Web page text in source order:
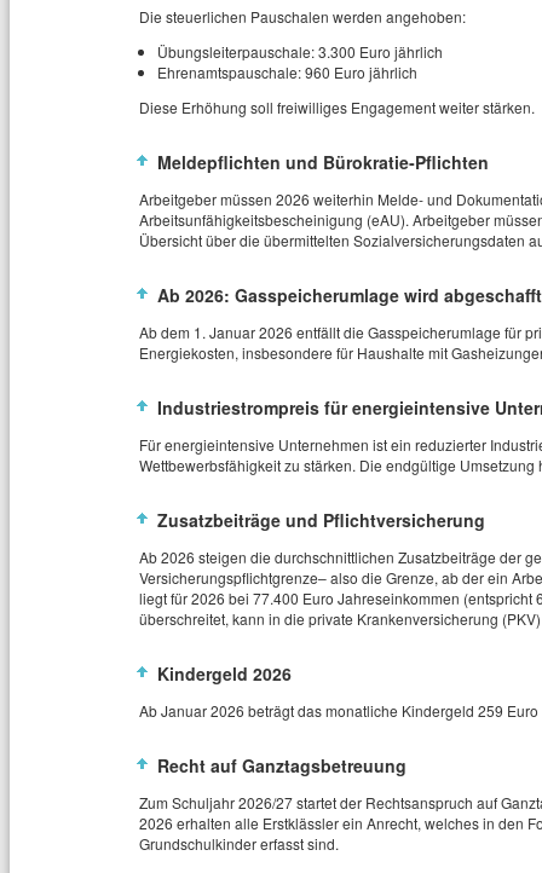
Die steuerlichen Pauschalen werden angehoben:
Übungsleiterpauschale: 3.300 Euro jährlich
Ehrenamtspauschale: 960 Euro jährlich
Diese Erhöhung soll freiwilliges Engagement weiter stärken.
Meldepflichten und Bürokratie‑Pflichten
Arbeitgeber müssen 2026 weiterhin Melde‑ und
Arbeitsunfähigkeitsbescheinigung (eAU). Arbeitgeber
Übersicht über die übermittelten Sozialversicherungsdaten
Ab 2026: Gasspeicherumlage wird abgeschafft
Ab dem 1. Januar 2026 entfällt die Gasspeicherumlage für
Energiekosten, insbesondere für Haushalte mit
Industriestrompreis für energieintensive
Für energieintensive Unternehmen ist ein reduzierter
Wettbewerbsfähigkeit zu stärken. Die endgültige
Zusatzbeiträge und Pflichtversicherung
Ab 2026 steigen die durchschnittlichen Zusatzbeiträge der
Versicherungspflichtgrenze– also die Grenze, ab der ein
liegt für 2026 bei 77.400 Euro Jahreseinkommen
überschreitet, kann in die private Krankenversicherung
Kindergeld 2026
Ab Januar 2026 beträgt das monatliche Kindergeld 259
Recht auf Ganztagsbetreuung
Zum Schuljahr 2026/27 startet der Rechtsanspruch auf
2026 erhalten alle Erstklässler ein Anrecht, welches in den
Grundschulkinder erfasst sind.